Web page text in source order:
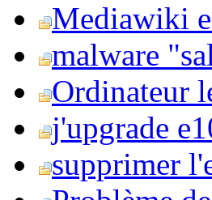
Mediawiki
malware
Ordinateur
j'upgrade
supprimer